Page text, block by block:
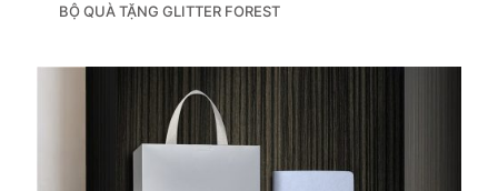
BỘ QUÀ TẶNG GLITTER FOREST